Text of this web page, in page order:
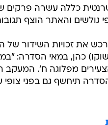
גולשים והאתר הוצף
לאור הצלחתה ערוץ 10 רכש את
כהן, במאי הסדרה:
מפלוגה ח'. המעקב
תיחשף גם בפני צופי